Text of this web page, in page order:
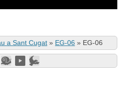
a Sant Cugat » EG-06 » EG-06